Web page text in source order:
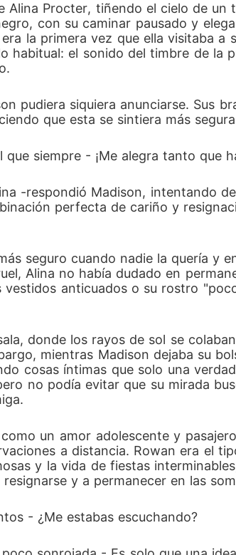
Alina Procter, tiñendo el cielo de un
con su caminar pausado y
la primera vez que ella visitaba a
habitual: el sonido del timbre de la
pudiera siquiera anunciarse. Sus
que esta se sintiera más
siempre - ¡Me alegra tanto que
-respondió Madison, intentando
perfecta de cariño y
seguro cuando nadie la quería y
Alina no había dudado en
anticuados o su rostro
donde los rayos de sol se
mientras Madison dejaba su
cosas íntimas que solo una
no podía evitar que su mirada
un amor adolescente y
a distancia. Rowan era el
y la vida de fiestas
y a permanecer en las
- ¿Me estabas escuchando?